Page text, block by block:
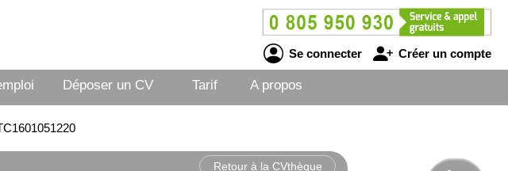
Se connecter Créer un compte
Déposer un CV Tarif A propos
Retour à la CVthèque